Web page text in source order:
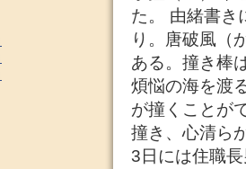
た。 由緒書き
り。唐破風（
ある。撞き棒
煩悩の海を渡
が撞くことが
撞き、心清ら
3日には住職